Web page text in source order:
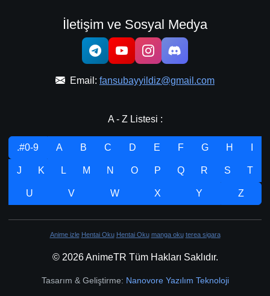
İletişim ve Sosyal Medya
Email: fansubayyildiz@gmail.com
A - Z Listesi :
.#0-9 A B C D E F G H
J K L M N O P Q R S T
U V W X Y Z
Anime izle Hentai Oku Hentai Oku manga oku terea sigara
© 2026 AnimeTR Tüm Hakları Saklıdır.
Tasarım & Geliştirme: Nanovore Yazılım Teknoloji